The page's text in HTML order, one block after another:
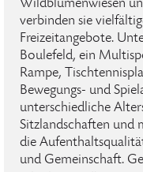
Wildblumenwiesen
verbinden sie
Freizeitangebote.
Boulefeld, ein
Rampe,
Bewegungs- und
unterschiedliche
Sitzlandschaften und
die
und Gemeinschaft.